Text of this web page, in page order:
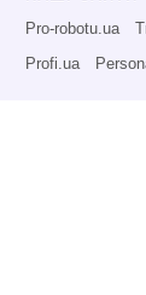
Pro-robotu.ua
Profi.ua